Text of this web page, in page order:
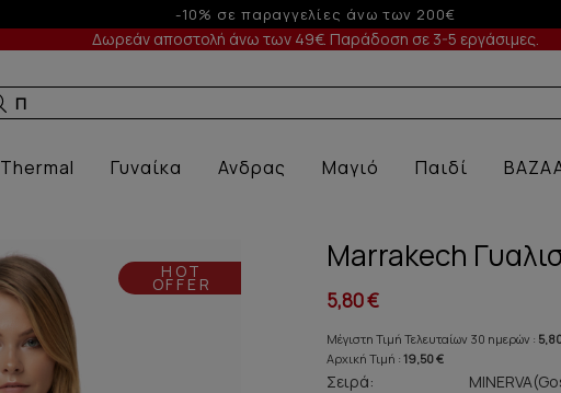
-5% σε παραγγελίες άνω των 200€ σε περίοδο
Δωρεάν αποστολή άνω των 49€. Παράδοση σε 3-5 εργάσιμες.
ΠΑΙΔΙΚΑ ΕΣΩ
Thermal Γυναίκα Ανδρας Μαγιό Παιδί
HOT
OFFER
Marrakech
5,80 €
Μέγιστη Τιμή Τελευταίων 30 ημερών :
Αρχική Τιμή : 19,50 €
Σειρά: